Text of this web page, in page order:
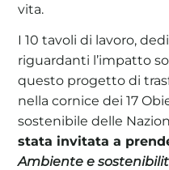
vita.
I 10 tavoli di lavoro,
riguardanti l’impatto
questo progetto di
nella cornice dei 17
sostenibile delle
stata invitata a
Ambiente e